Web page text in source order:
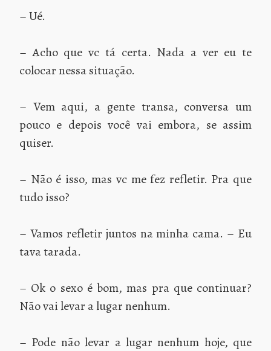
– Ué.
– Acho que vc tá certa. Nada a ver eu te
colocar nessa situação.
– Vem aqui, a gente transa, conversa um
pouco e depois você vai embora, se assim
quiser.
– Não é isso, mas vc me fez refletir. Pra que
tudo isso?
– Vamos refletir juntos na minha cama. – Eu
tava tarada.
– Ok o sexo é bom, mas pra que continuar?
Não vai levar a lugar nenhum.
– Pode não levar a lugar nenhum hoje, que